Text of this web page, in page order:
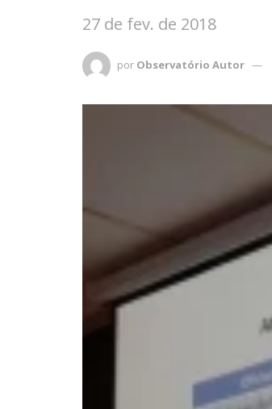
27 de fev. de 2018
por Observatório Autor